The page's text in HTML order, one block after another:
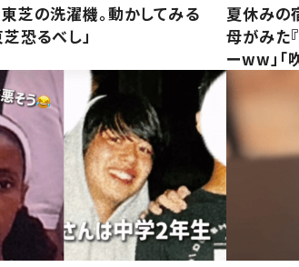
芝の洗濯機。動かしてみる
恐るべし」
夏休みの
母がみた
ーww」「